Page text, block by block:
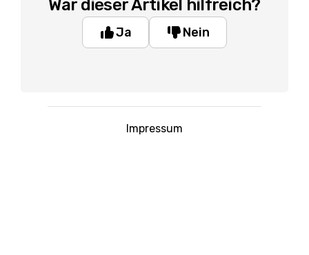
War dieser Artikel hilfreich?
Ja Nein
Impressum